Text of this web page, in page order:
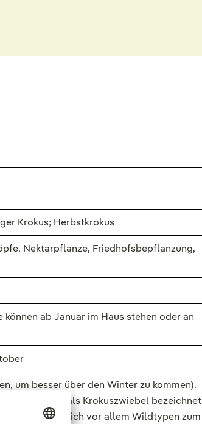
Krokus; Herbstkrokus
Nektarpflanze, Friedhofsbepflanzung,
ab Januar im Haus stehen oder an
um besser über den Winter zu kommen).
meist als Krokuszwiebel bezeichnet
eignen sich vor allem Wildtypen zum